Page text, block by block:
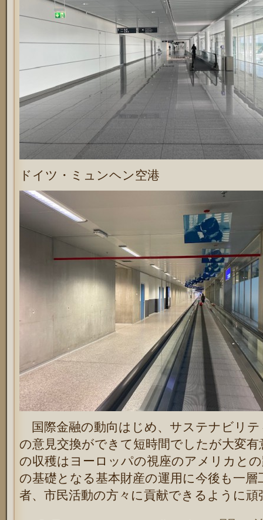
ドイツ・ミュンヘン空港
国際金融の動向はじめ、サステナビリテ
の意見交換ができて短時間でしたが大変
の収穫はヨーロッパの視座のアメリカと
の基礎となる基本財産の運用に今後も一
者、市民活動の方々に貢献できるように頑